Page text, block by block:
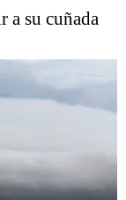
a su cuñada